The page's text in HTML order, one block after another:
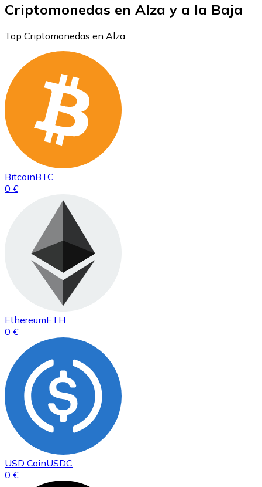
Criptomonedas en Alza y a la Baja
Top Criptomonedas en Alza
BitcoinBTC
0 €
EthereumETH
0 €
USD CoinUSDC
0 €